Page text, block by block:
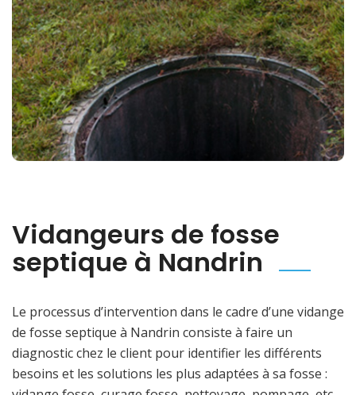
Vidangeurs de fosse
septique à Nandrin
Le processus d’intervention dans le cadre d’une vidange
de fosse septique à Nandrin consiste à faire un
diagnostic chez le client pour identifier les différents
besoins et les solutions les plus adaptées à sa fosse :